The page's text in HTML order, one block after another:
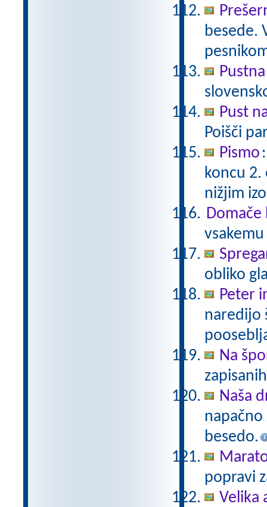
besede.
Pust
Poišči
Pismo
koncu 2.
nižjim
Domače
obliko
Peter
naredijo
Na
Naša
besedo.
popravi
Velika